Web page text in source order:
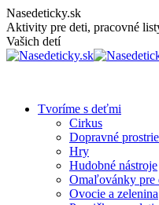
Skip
to
content
Nasedeticky.sk
Aktivity pre deti, pracovné
Vašich detí
Tvoríme s deťmi
Cirkus
Dopravné
Hry
Hudobné nástroje
Omaľovánky pre
Ovocie a zelenina